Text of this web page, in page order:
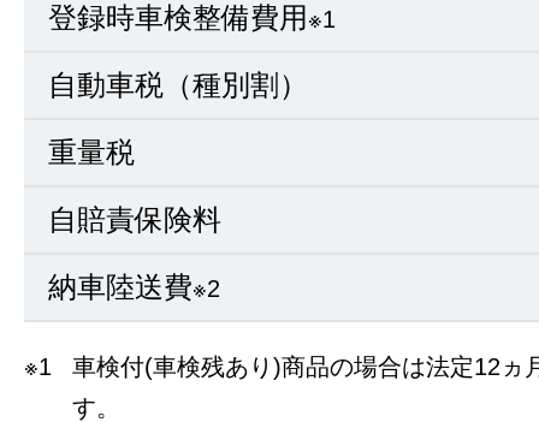
登録時車検整備費用 ※1
自動車税（種別割）
重量税
自賠責保険料
納車陸送費※2
※1
車検付(車検残あり)商品の場合は法定12ヵ
す。